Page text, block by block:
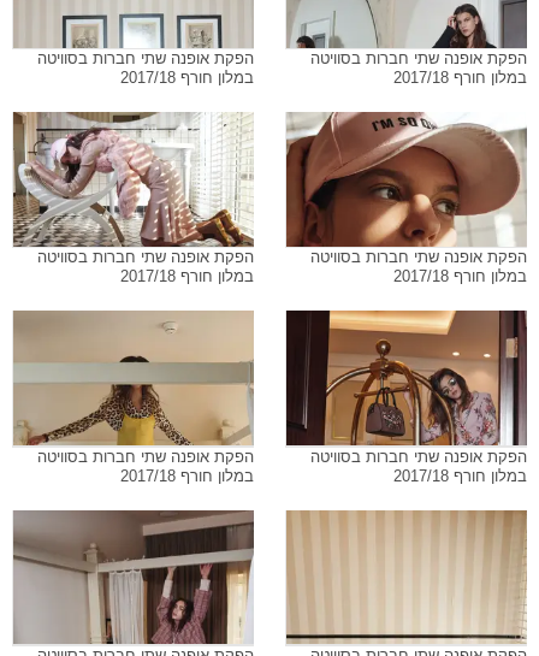
הפקת אופנה שתי חברות בסוויטה
במלון חורף 2017/18
הפקת אופנה שתי חברות בסוויטה
במלון חורף 2017/18
הפקת אופנה שתי חברות בסוויטה
במלון חורף 2017/18
הפקת אופנה שתי חברות בסוויטה
במלון חורף 2017/18
הפקת אופנה שתי חברות בסוויטה
במלון חורף 2017/18
הפקת אופנה שתי חברות בסוויטה
במלון חורף 2017/18